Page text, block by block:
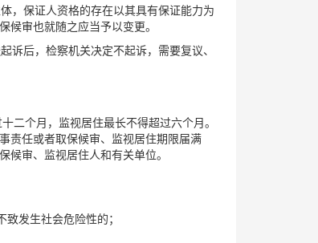
，保证人资格的存在以其具有保证能力为
审也就随之应当予以变更。
后，检察机关决定不起诉，需要复议、
二个月，监视居住最长不得超过六个月。
责任或者取保候审、监视居住期限届满
审、监视居住人和有关单位。
发生社会危险性的；